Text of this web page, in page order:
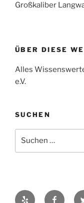
Großkaliber
ÜBER DIESE
Alles
e.V.
SUCHEN
nach:
Yelp